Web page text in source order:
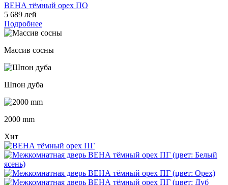
ВЕНА тёмный орех ПО
5 689 лей
Подробнее
Массив сосны
Шпон дуба
2000 mm
Хит